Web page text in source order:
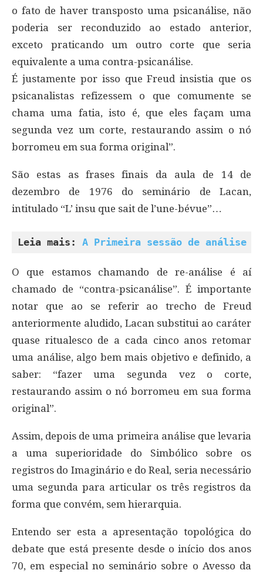
o fato de haver transposto uma psicanálise, não
poderia ser reconduzido ao estado anterior,
exceto praticando um outro corte que seria
equivalente a uma contra-psicanálise.
É justamente por isso que Freud insistia que os
psicanalistas refizessem o que comumente se
chama uma fatia, isto é, que eles façam uma
segunda vez um corte, restaurando assim o nó
borromeu em sua forma original”.
São estas as frases finais da aula de 14 de
dezembro de 1976 do seminário de Lacan,
intitulado “L’ insu que sait de l’une-bévue”…
Leia mais: A Primeira sessão de análise
O que estamos chamando de re-análise é aí
chamado de “contra-psicanálise”. É importante
notar que ao se referir ao trecho de Freud
anteriormente aludido, Lacan substitui ao caráter
quase ritualesco de a cada cinco anos retomar
uma análise, algo bem mais objetivo e definido, a
saber: “fazer uma segunda vez o corte,
restaurando assim o nó borromeu em sua forma
original”.
Assim, depois de uma primeira análise que levaria
a uma superioridade do Simbólico sobre os
registros do Imaginário e do Real, seria necessário
uma segunda para articular os três registros da
forma que convém, sem hierarquia.
Entendo ser esta a apresentação topológica do
debate que está presente desde o início dos anos
70, em especial no seminário sobre o Avesso da